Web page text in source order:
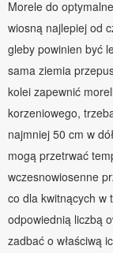
Morele do
wiosną najlepiej od
gleby powinien być
sama ziemia
kolei zapewnić
korzeniowego,
najmniej 50 cm w
mogą przetrwać
wczesnowiosenne
co dla kwitnących w
odpowiednią liczbą
zadbać o właściwą